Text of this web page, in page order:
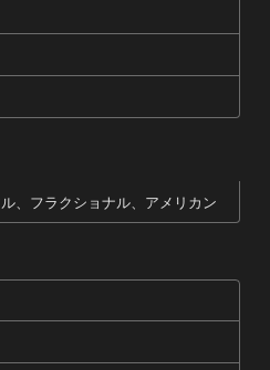
、フラクショナル、アメリカン